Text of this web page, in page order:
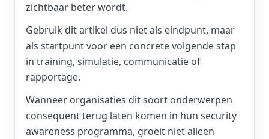
zichtbaar beter wordt.
Gebruik dit artikel dus niet als eindpunt, maar
als startpunt voor een concrete volgende stap
in training, simulatie, communicatie of
rapportage.
Wanneer organisaties dit soort onderwerpen
consequent terug laten komen in hun security
awareness programma, groeit niet alleen